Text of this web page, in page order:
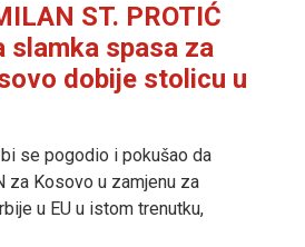
ST. PROTIĆ
slamka spasa za
dobije stolicu u
se pogodio i pokušao da
za Kosovo u zamjenu za
u EU u istom trenutku,